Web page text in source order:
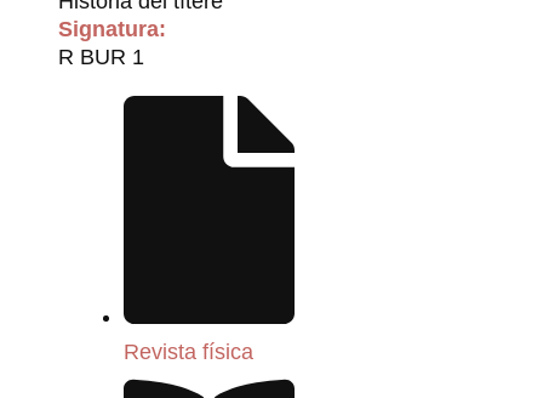
Signatura:
R BUR 1
Revista física